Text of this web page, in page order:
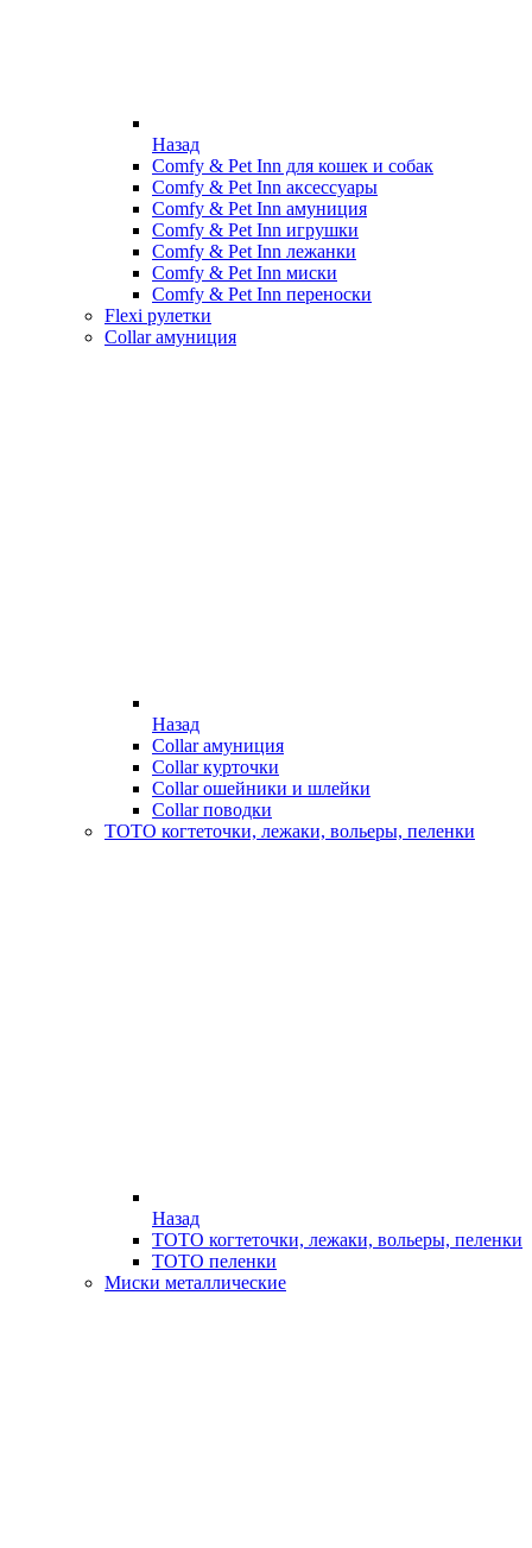
Назад
Comfy & Pet Inn для кошек и собак
Comfy & Pet Inn аксессуары
Comfy & Pet Inn амуниция
Comfy & Pet Inn игрушки
Comfy & Pet Inn лежанки
Comfy & Pet Inn миски
Comfy & Pet Inn переноски
Flexi рулетки
Collar амуниция
Назад
Collar амуниция
Collar курточки
Collar ошейники и шлейки
Collar поводки
ТОТО когтеточки, лежаки, вольеры, пеленки
Назад
ТОТО когтеточки, лежаки, вольеры, пеленки
ТОТО пеленки
Миски металлические